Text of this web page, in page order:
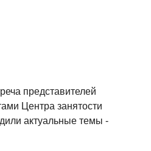
представителей
Центра занятости
актуальные темы -